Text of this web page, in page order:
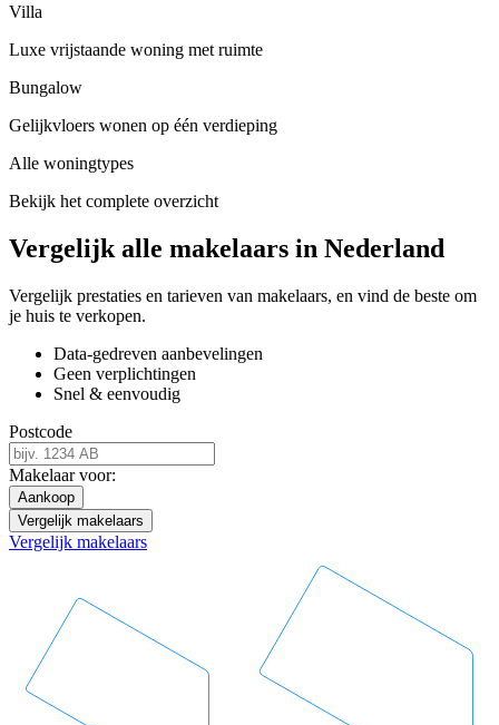
Villa
Luxe vrijstaande woning met ruimte
Bungalow
Gelijkvloers wonen op één verdieping
Alle woningtypes
Bekijk het complete overzicht
Vergelijk alle makelaars in Nederland
Vergelijk prestaties en tarieven van makelaars, en vind de beste om
je huis te verkopen.
Data-gedreven aanbevelingen
Geen verplichtingen
Snel & eenvoudig
Postcode
Makelaar voor:
Aankoop
Vergelijk makelaars
Vergelijk makelaars